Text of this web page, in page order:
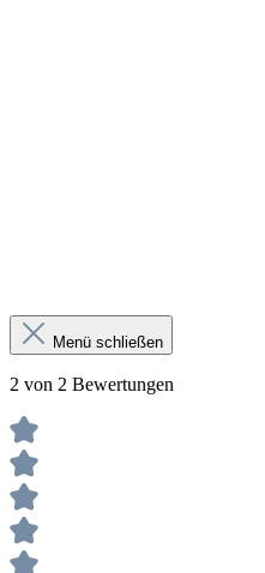
Menü schließen
2 von 2 Bewertungen